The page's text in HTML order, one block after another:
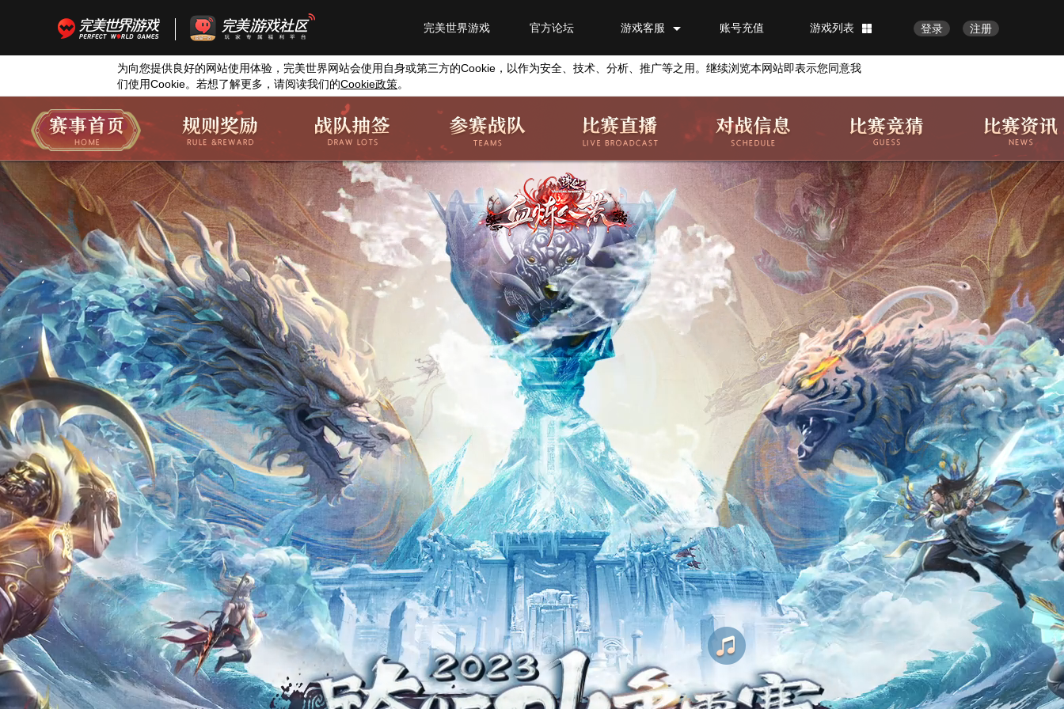
注册
登录
游戏列表
账号充值
游戏客服
官方论坛
完美世界游戏
为向您提供良好的网站使用体验，完美世界网站会使用自身或第三方的Cookie ，以作为安全、技术、分析、推广等之用。继续浏览本网站即表示您同意我
们使用Cookie。若想了解更多，请阅读我们的Cookie政策。